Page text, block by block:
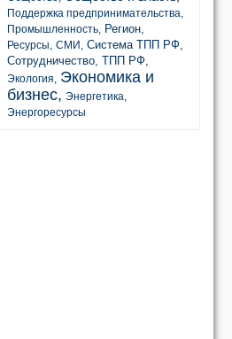
Поддержка предпринимательства,
Промышленность, Регион,
Ресурсы, СМИ, Система ТПП РФ,
Сотрудничество, ТПП РФ,
Экология, Экономика и
бизнес, Энергетика,
Энергоресурсы